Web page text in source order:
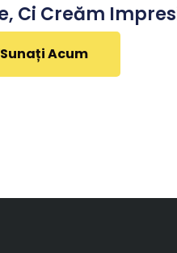
Ci Creăm
Sunați Acum